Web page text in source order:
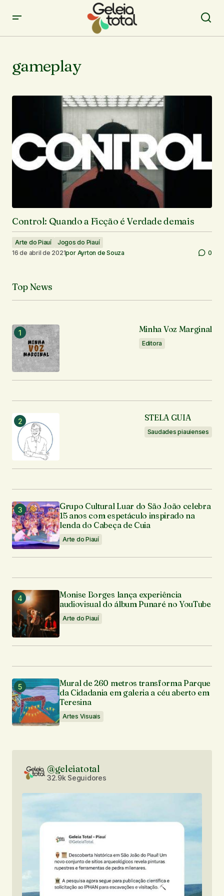
gameplay
Control: Quando a Ficção é Verdade demais
Arte do Piauí
Jogos do Piauí
16 de abril de 2021por Ayrton de Souza 0
Top News
Minha Voz Marginal
Editora
STELA GUIA
Saudades piauienses
Grupo Cultural Luar do São João celebra
15 anos com espetáculo inspirado na
lenda do Cabeça de Cuia
Arte do Piauí
Monise Borges lança experiência
audiovisual do álbum Punaré no YouTube
Arte do Piauí
Mural de 260 metros transforma Parque
da Cidadania em galeria a céu aberto em
Teresina
Artes Visuais
@geleiatotal
32.9k Seguidores